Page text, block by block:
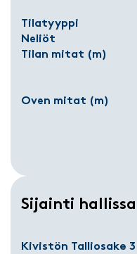
Tilatyyppi
Neliöt
Tilan mitat (m)
Oven mitat (m)
Sijainti hallissa
Kivistön Talliosake 3